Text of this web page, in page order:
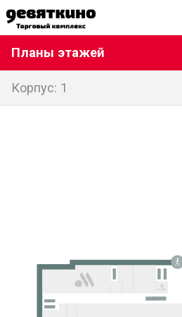
Планы этажей
Корпус: 1